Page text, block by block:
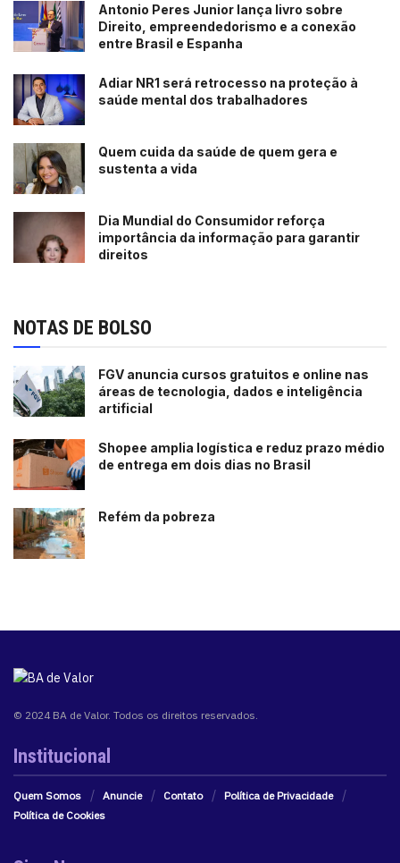
Antonio Peres Junior lança livro sobre
Direito, empreendedorismo e a conexão
entre Brasil e Espanha
Adiar NR1 será retrocesso na proteção à
saúde mental dos trabalhadores
Quem cuida da saúde de quem gera e
sustenta a vida
Dia Mundial do Consumidor reforça
importância da informação para garantir
direitos
NOTAS DE BOLSO
FGV anuncia cursos gratuitos e online nas
áreas de tecnologia, dados e inteligência
artificial
Shopee amplia logística e reduz prazo médio
de entrega em dois dias no Brasil
Refém da pobreza
© 2024 BA de Valor. Todos os direitos reservados.
Institucional
Quem Somos Anuncie Contato
Política de Privacidade
Política de Cookies